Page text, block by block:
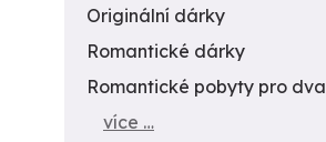
Originální dárky
Romantické dárky
Romantické pobyty pro dva
více …